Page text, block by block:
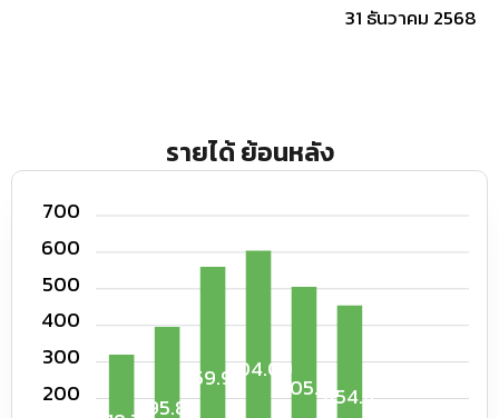
31 ธันวาคม 2568
รายได้ ย้อนหลัง
395.88
559.98604.09
505.5 454.4
700
600
500
400
300
200